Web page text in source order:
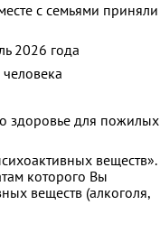
с семьями приняли
2026 года
здоровье для пожилых
веществ».
которого Вы
веществ (алкоголя,